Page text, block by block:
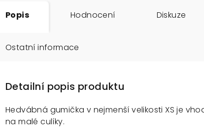
Popis Hodnocení Diskuze
Ostatní informace
Detailní popis produktu
Hedvábná gumička v nejmenší velikosti XS je
na malé culíky.